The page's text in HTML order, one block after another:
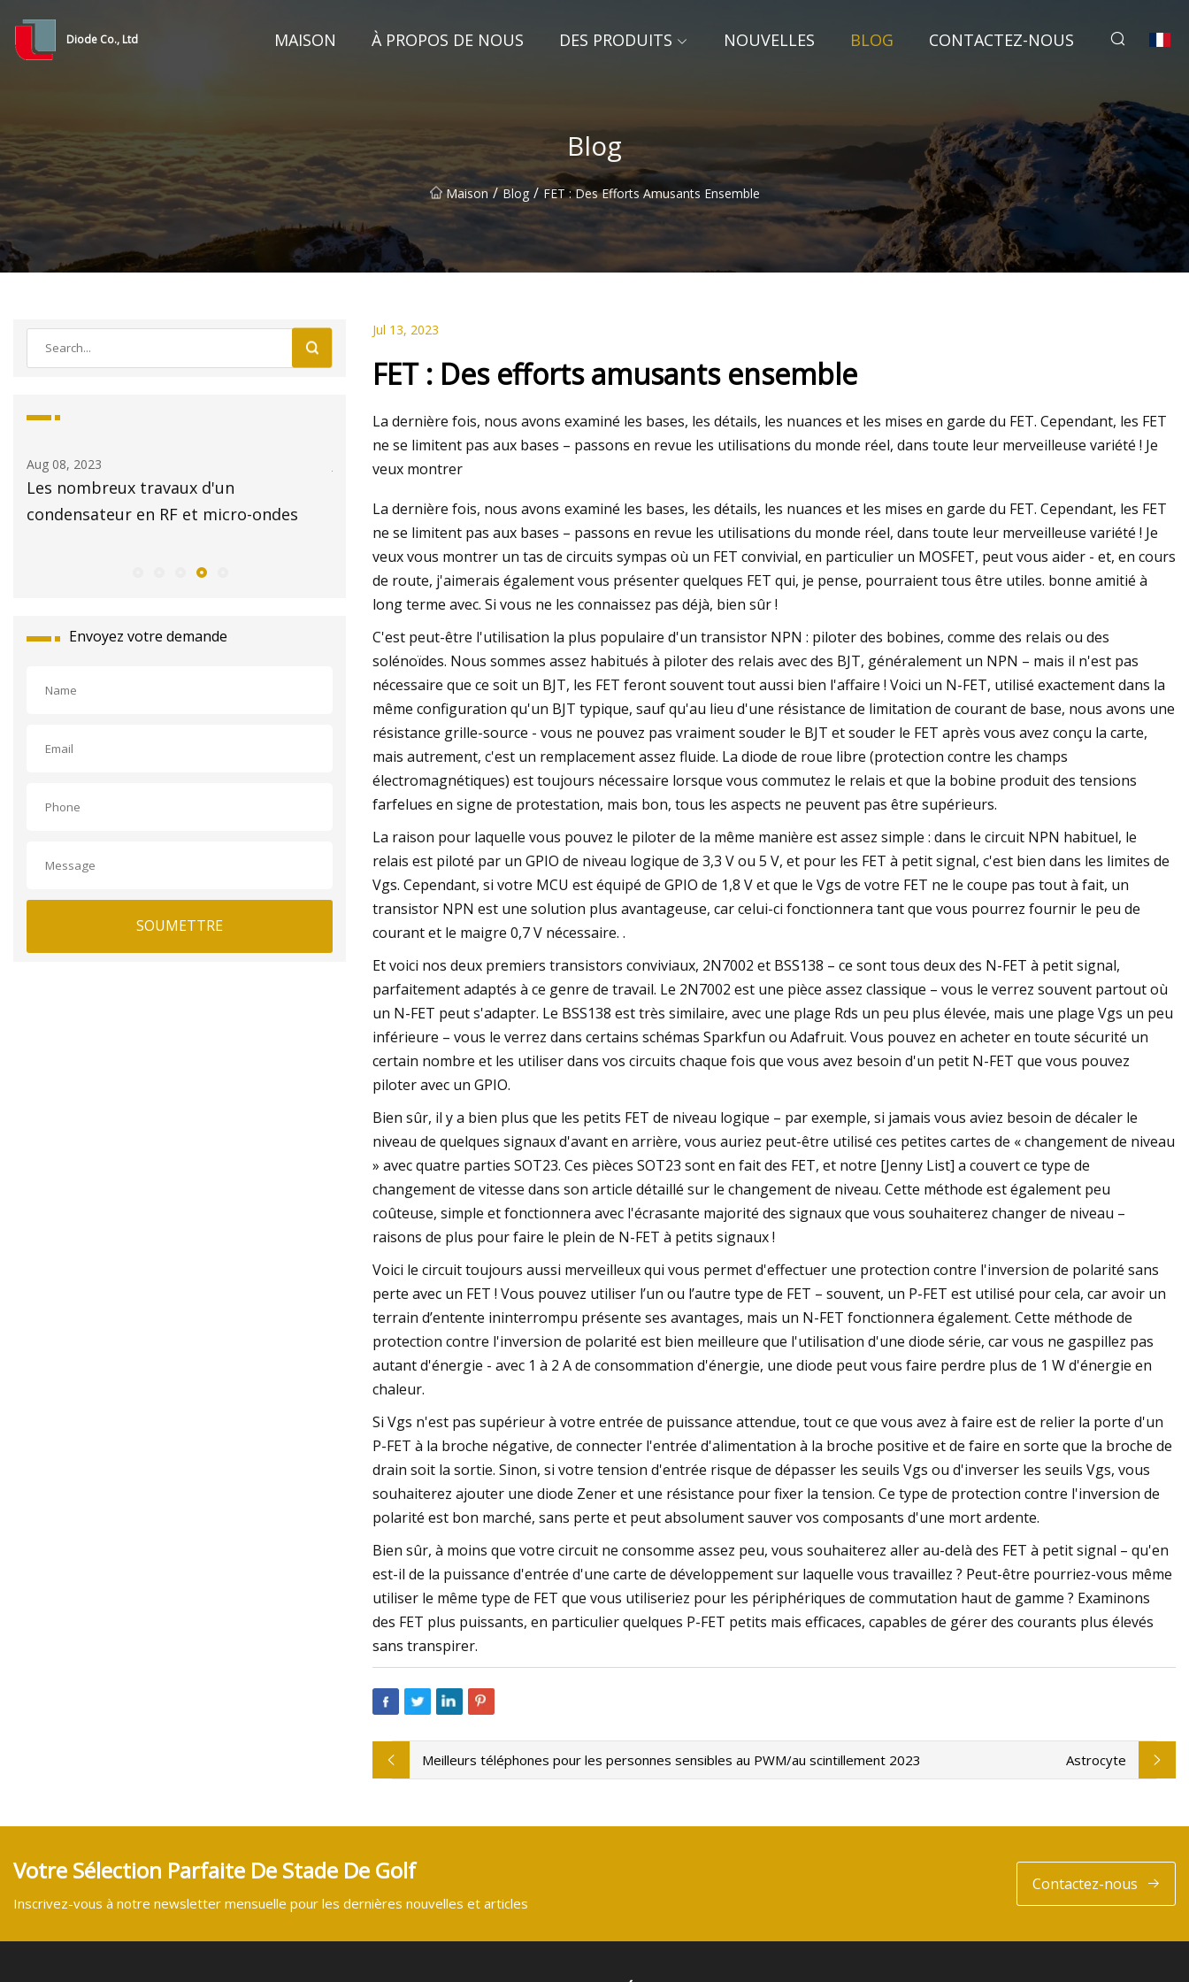
Diode Co., Ltd MAISON À PROPOS DE NOUS DES PRODUITS NOUVELLES BLOG CONTACTEZ-NOUS
Blog
Maison / Blog / FET : Des Efforts Amusants Ensemble
Aug 08, 2023
Les nombreux travaux d'un
condensateur en RF et micro-ondes
Jul 28, 2023
diodes et des transistors ultrarapides... Alimentation stabilisatrice : une entrée
Envoyez votre demande
SOUMETTRE
Jul 13, 2023
FET : Des efforts amusants ensemble
La dernière fois, nous avons examiné les bases, les détails, les nuances et les mises en garde du FET. Cependant, les FET
ne se limitent pas aux bases – passons en revue les utilisations du monde réel, dans toute leur merveilleuse variété ! Je
veux montrer
La dernière fois, nous avons examiné les bases, les détails, les nuances et les mises en garde du FET. Cependant, les FET
ne se limitent pas aux bases – passons en revue les utilisations du monde réel, dans toute leur merveilleuse variété ! Je
veux vous montrer un tas de circuits sympas où un FET convivial, en particulier un MOSFET, peut vous aider - et, en cours
de route, j'aimerais également vous présenter quelques FET qui, je pense, pourraient tous être utiles. bonne amitié à
long terme avec. Si vous ne les connaissez pas déjà, bien sûr !
C'est peut-être l'utilisation la plus populaire d'un transistor NPN : piloter des bobines, comme des relais ou des
solénoïdes. Nous sommes assez habitués à piloter des relais avec des BJT, généralement un NPN – mais il n'est pas
nécessaire que ce soit un BJT, les FET feront souvent tout aussi bien l'affaire ! Voici un N-FET, utilisé exactement dans la
même configuration qu'un BJT typique, sauf qu'au lieu d'une résistance de limitation de courant de base, nous avons une
résistance grille-source - vous ne pouvez pas vraiment souder le BJT et souder le FET après vous avez conçu la carte,
mais autrement, c'est un remplacement assez fluide. La diode de roue libre (protection contre les champs
électromagnétiques) est toujours nécessaire lorsque vous commutez le relais et que la bobine produit des tensions
farfelues en signe de protestation, mais bon, tous les aspects ne peuvent pas être supérieurs.
La raison pour laquelle vous pouvez le piloter de la même manière est assez simple : dans le circuit NPN habituel, le
relais est piloté par un GPIO de niveau logique de 3,3 V ou 5 V, et pour les FET à petit signal, c'est bien dans les limites de
Vgs. Cependant, si votre MCU est équipé de GPIO de 1,8 V et que le Vgs de votre FET ne le coupe pas tout à fait, un
transistor NPN est une solution plus avantageuse, car celui-ci fonctionnera tant que vous pourrez fournir le peu de
courant et le maigre 0,7 V nécessaire. .
Et voici nos deux premiers transistors conviviaux, 2N7002 et BSS138 – ce sont tous deux des N-FET à petit signal,
parfaitement adaptés à ce genre de travail. Le 2N7002 est une pièce assez classique – vous le verrez souvent partout où
un N-FET peut s'adapter. Le BSS138 est très similaire, avec une plage Rds un peu plus élevée, mais une plage Vgs un peu
inférieure – vous le verrez dans certains schémas Sparkfun ou Adafruit. Vous pouvez en acheter en toute sécurité un
certain nombre et les utiliser dans vos circuits chaque fois que vous avez besoin d'un petit N-FET que vous pouvez
piloter avec un GPIO.
Bien sûr, il y a bien plus que les petits FET de niveau logique – par exemple, si jamais vous aviez besoin de décaler le
niveau de quelques signaux d'avant en arrière, vous auriez peut-être utilisé ces petites cartes de « changement de niveau
» avec quatre parties SOT23. Ces pièces SOT23 sont en fait des FET, et notre [Jenny List] a couvert ce type de
changement de vitesse dans son article détaillé sur le changement de niveau. Cette méthode est également peu
coûteuse, simple et fonctionnera avec l'écrasante majorité des signaux que vous souhaiterez changer de niveau –
raisons de plus pour faire le plein de N-FET à petits signaux !
Voici le circuit toujours aussi merveilleux qui vous permet d'effectuer une protection contre l'inversion de polarité sans
perte avec un FET ! Vous pouvez utiliser l’un ou l’autre type de FET – souvent, un P-FET est utilisé pour cela, car avoir un
terrain d’entente ininterrompu présente ses avantages, mais un N-FET fonctionnera également. Cette méthode de
protection contre l'inversion de polarité est bien meilleure que l'utilisation d'une diode série, car vous ne gaspillez pas
autant d'énergie - avec 1 à 2 A de consommation d'énergie, une diode peut vous faire perdre plus de 1 W d'énergie en
chaleur.
Si Vgs n'est pas supérieur à votre entrée de puissance attendue, tout ce que vous avez à faire est de relier la porte d'un
P-FET à la broche négative, de connecter l'entrée d'alimentation à la broche positive et de faire en sorte que la broche de
drain soit la sortie. Sinon, si votre tension d'entrée risque de dépasser les seuils Vgs ou d'inverser les seuils Vgs, vous
souhaiterez ajouter une diode Zener et une résistance pour fixer la tension. Ce type de protection contre l'inversion de
polarité est bon marché, sans perte et peut absolument sauver vos composants d'une mort ardente.
Bien sûr, à moins que votre circuit ne consomme assez peu, vous souhaiterez aller au-delà des FET à petit signal – qu'en
est-il de la puissance d'entrée d'une carte de développement sur laquelle vous travaillez ? Peut-être pourriez-vous même
utiliser le même type de FET que vous utiliseriez pour les périphériques de commutation haut de gamme ? Examinons
des FET plus puissants, en particulier quelques P-FET petits mais efficaces, capables de gérer des courants plus élevés
sans transpirer.
Meilleurs téléphones pour les personnes sensibles au PWM/au scintillement 2023 Astrocyte
Votre Sélection Parfaite De Stade De Golf
Inscrivez-vous à notre newsletter mensuelle pour les dernières nouvelles et articles
Contactez-nous